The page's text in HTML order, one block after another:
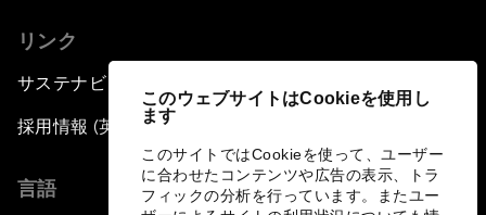
このウェブサイトはCookieを使用し
ます
このサイトではCookieを使って、ユーザー
に合わせたコンテンツや広告の表示、トラ
フィックの分析を行っています。またユー
リンク
サステナビリティへの取り組み
採用情報 (英語のみ)
言語